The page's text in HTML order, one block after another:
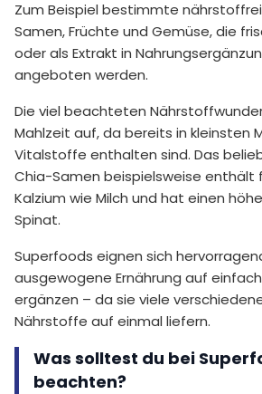
Zum Beispiel bestimmte
Samen, Früchte und Gemüse, die
oder als Extrakt in
angeboten werden.
Die viel beachteten
Mahlzeit auf, da bereits in kleinsten
Vitalstoffe enthalten sind. Das
Chia-Samen beispielsweise enthält
Kalzium wie Milch und hat einen
Spinat.
Superfoods eignen sich
ausgewogene Ernährung auf
ergänzen – da sie viele
Nährstoffe auf einmal liefern.
Was solltest du bei
beachten?